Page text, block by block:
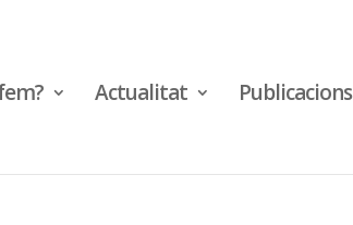
Actualitat Publicacions